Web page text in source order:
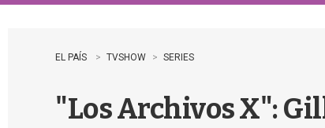
EL PAÍS TVSHOW SERIES
"Los Archivos X":